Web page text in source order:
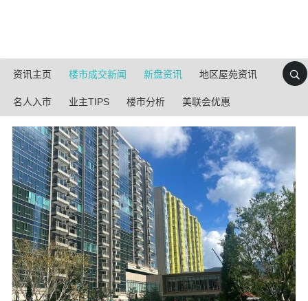
资讯主页 楼市成交新闻 新盘资讯 地区屋苑资讯
名人入市 业主TIPS 楼市分析 美联会优惠